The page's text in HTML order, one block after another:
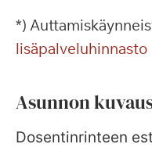
*)
lisäpalveluhinnasto
Asunnon
Dosentinrinteen